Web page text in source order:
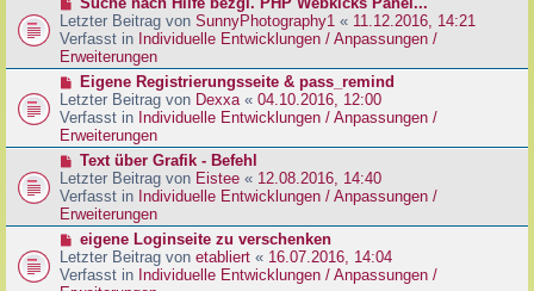
t
r
a
g
r
B
e
i
r
a
g
e
u
e
r
B
e
i
t
a
g
Letzter Beitrag von SunnyPhotography1 « 11.12.2016, 14:21
Verfasst in Individuelle Entwicklungen / Anpassungen /
Erweiterungen
N
e
u
e
r
B
e
i
t
a
g
Eigene Registrierungsseite & pass_remind
Letzter Beitrag von Dexxa« 04.10.2016, 12:00
Verfasst in Individuelle Entwicklungen / Anpassungen /
Erweiterungen
N
e
u
e
r
B
e
i
Text über Grafik - Befehl
Letzter Beitrag von Eistee « 12.08.2016, 14:40
Verfasst in Individuelle Entwicklungen / Anpassungen /
Erweiterungen
N
e
u
eigene Loginseite zu verschenken
Letzter Beitrag von etabliert « 16.07.2016, 14:04
Verfasst in Individuelle Entwicklungen / Anpassungen /